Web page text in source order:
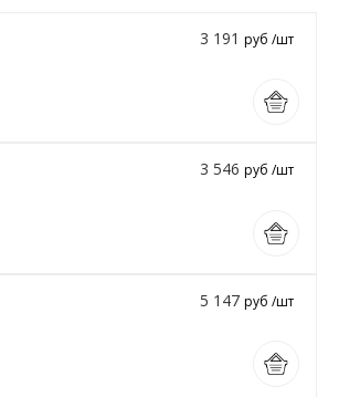
3 191 руб /шт
3 546 руб /шт
5 147 руб /шт